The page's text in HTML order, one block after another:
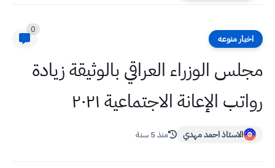
اخبار منوعه
0
مجلس الوزراء العراقي بالوثيقة زيادة
رواتب الإعانة الاجتماعية ٢٠٢١
الاستاذ احمد مهدي منذ 5 سنة